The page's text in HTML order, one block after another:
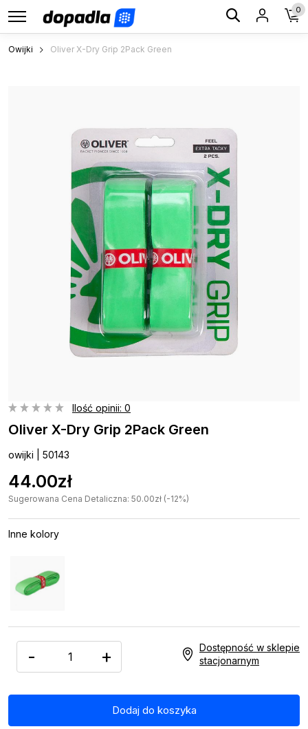
0
Owijki Oliver X-Dry Grip 2Pack Green
Ilość opinii: 0
Oliver X-Dry Grip 2Pack Green
owijki | 50143
44.00zł
Sugerowana Cena Detaliczna: 50.00zł (-12%)
Inne kolory
- +
Dostępność w sklepie
stacjonarnym